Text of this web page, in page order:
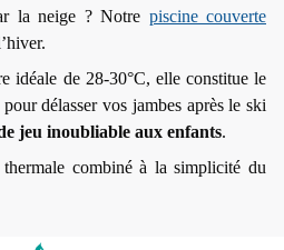
la neige ? Notre piscine couverte
idéale de 28-30°C, elle constitue le
délasser vos jambes après le ski
jeu inoubliable aux enfants.
combiné à la simplicité du